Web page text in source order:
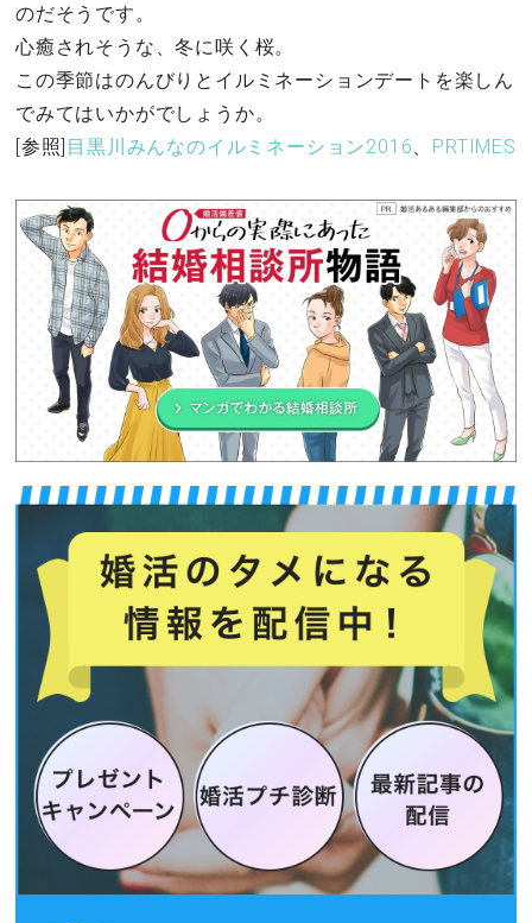
のだそうです。
心癒されそうな、冬に咲く桜。
この季節はのんびりとイルミネーションデートを楽しん
でみてはいかがでしょうか。
[参照] 目黒川みんなのイルミネーション2016、 PRTIMES